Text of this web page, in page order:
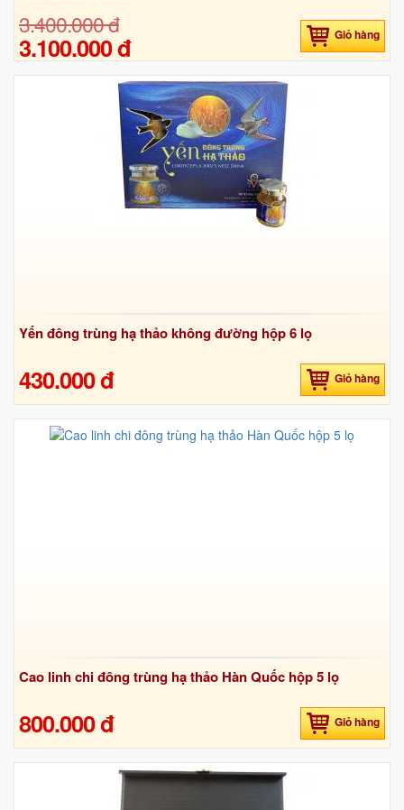
3.400.000 đ
3.100.000 đ Giỏ hàng
Yến đông trùng hạ thảo không đường hộp 6 lọ
430.000 đ Giỏ hàng
Cao linh chi đông trùng hạ thảo Hàn Quốc hộp 5 lọ
800.000 đ Giỏ hàng